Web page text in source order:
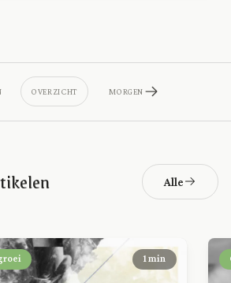
OVERZICHT MORGEN
Alle
1 min